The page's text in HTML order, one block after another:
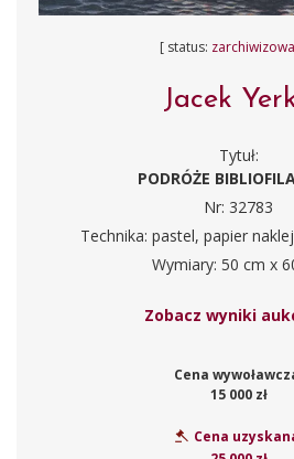
[ status:
Jacek
Tytuł:
PODRÓŻE
Nr: 32783
Technika: pastel, papier
Wymiary: 50 cm x
Zobacz wyniki
Cena
15 000 zł
Cena